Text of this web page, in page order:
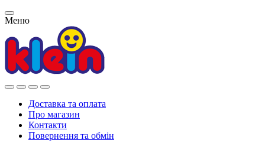
Меню
Доставка та оплата
Про магазин
Контакти
Повернення та обмін